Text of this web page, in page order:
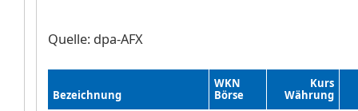
Quelle: dpa-AFX
Bezeichnung
WKN
Börse
Kurs
Währung